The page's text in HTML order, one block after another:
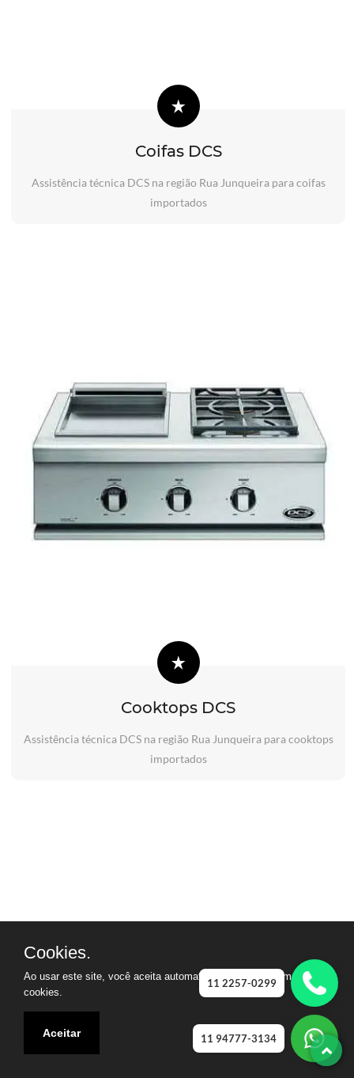
Coifas DCS
Assistência técnica DCS na região Rua Junqueira para coifas
importados
Cooktops DCS
Assistência técnica DCS na região Rua Junqueira para cooktops
importados
11 2257-0299
11 94777-3134
Cookies.
Ao usar este site, você aceita automaticamente que usamos
cookies.
Aceitar